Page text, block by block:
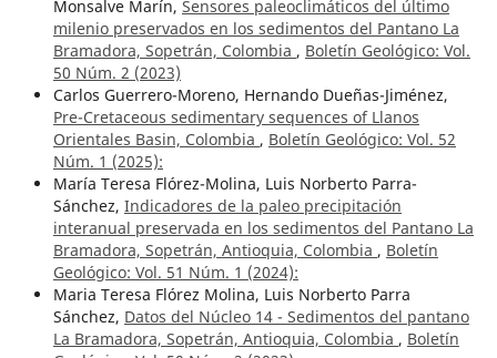
Monsalve Marín, Sensores paleoclimáticos del último
milenio preservados en los sedimentos del Pantano La
Bramadora, Sopetrán, Colombia , Boletín Geológico: Vol.
50 Núm. 2 (2023)
Carlos Guerrero-Moreno, Hernando Dueñas-Jiménez,
Pre-Cretaceous sedimentary sequences of Llanos
Orientales Basin, Colombia , Boletín Geológico: Vol. 52
Núm. 1 (2025):
María Teresa Flórez-Molina, Luis Norberto Parra-
Sánchez, Indicadores de la paleo precipitación
interanual preservada en los sedimentos del Pantano La
Bramadora, Sopetrán, Antioquia, Colombia , Boletín
Geológico: Vol. 51 Núm. 1 (2024):
Maria Teresa Flórez Molina, Luis Norberto Parra
Sánchez, Datos del Núcleo 14 - Sedimentos del pantano
La Bramadora, Sopetrán, Antioquia, Colombia , Boletín